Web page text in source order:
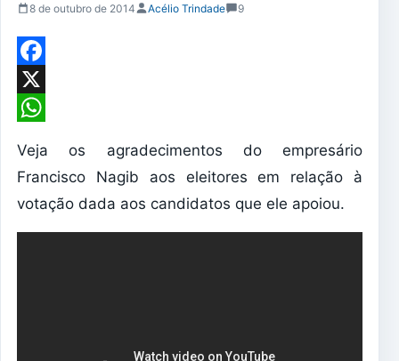
8 de outubro de 2014 Acélio Trindade 9
Facebook
X
Veja os agradecimentos do empresário
Francisco Nagib aos eleitores em relação à
votação dada aos candidatos que ele apoiou.